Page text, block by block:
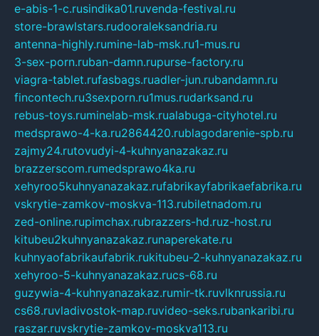
e-abis-1-c.rusindika01.ruvenda-festival.ru
store-brawlstars.rudooraleksandria.ru
antenna-highly.rumine-lab-msk.ru1-mus.ru
3-sex-porn.ruban-damn.rupurse-factory.ru
viagra-tablet.rufasbags.ruadler-jun.rubandamn.ru
fincontech.ru3sexporn.ru1mus.rudarksand.ru
rebus-toys.ruminelab-msk.rualabuga-cityhotel.ru
medsprawo-4-ka.ru2864420.rublagodarenie-spb.ru
zajmy24.rutovudyi-4-kuhnyanazakaz.ru
brazzerscom.rumedsprawo4ka.ru
xehyroo5kuhnyanazakaz.rufabrikayfabrikaefabrika.ru
vskrytie-zamkov-moskva-113.rubiletnadom.ru
zed-online.rupimchax.rubrazzers-hd.ruz-host.ru
kitubeu2kuhnyanazakaz.runaperekate.ru
kuhnyaofabrikaufabrik.rukitubeu-2-kuhnyanazakaz.ru
xehyroo-5-kuhnyanazakaz.rucs-68.ru
guzywia-4-kuhnyanazakaz.rumir-tk.ruvlknrussia.ru
cs68.ruvladivostok-map.ruvideo-seks.rubankaribi.ru
raszar.ruvskrytie-zamkov-moskva113.ru